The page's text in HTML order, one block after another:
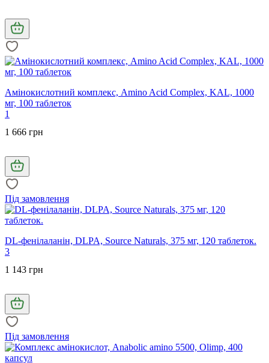
Амінокислотний комплекс, Amino Acid Complex, KAL, 1000
мг, 100 таблеток
1
1 666 грн
Під замовлення
DL-фенілаланін, DLPA, Source Naturals, 375 мг, 120 таблеток.
3
1 143 грн
Під замовлення